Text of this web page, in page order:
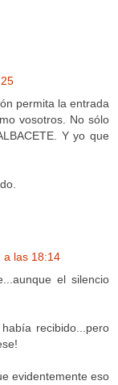
permita la entrada
vosotros. No sólo
Y yo que
a las 18:14
el silencio
recibido...pero
evidentemente eso